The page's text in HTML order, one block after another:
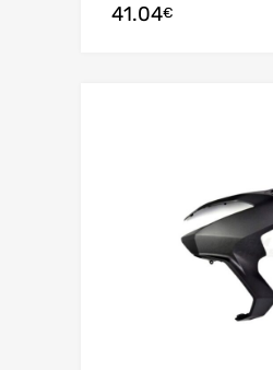
41.04€